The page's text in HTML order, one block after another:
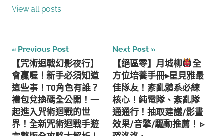
View all posts
文
章
導
覽
Previous Post
【咒術迴戰幻影夜行】
會贏喔！新手必須知道
這些事！T0角色有誰？
禮包兌換碼全公開！一
起進入咒術迴戰的世
界！全新咒術迴戰手遊
Next Post
【絕區零】月城柳
全
方位培養手冊▸星見雅最
佳隊友！紊亂體系必練
核心！純電隊、紊亂隊
通通行！抽取建議/影畫
效果/音擎/驅動推薦！ ▹